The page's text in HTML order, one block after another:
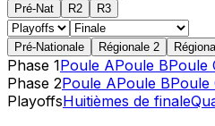
Pré-Nat
R2 R3
Pré-Nationale Régionale 2
Phase 1Poule APoule BPoule
Phase 2Poule APoule BPoule
PlayoffsHuitièmes de finale